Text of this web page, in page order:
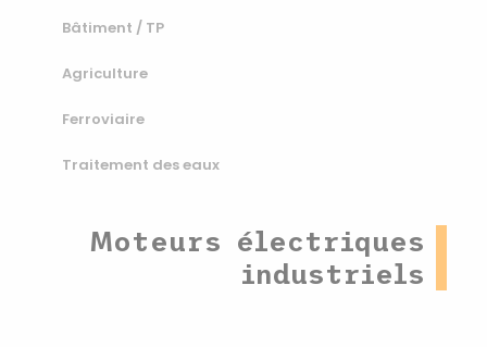
Bâtiment / TP
Agriculture
Ferroviaire
Traitement des eaux
Moteurs électriques
industriels